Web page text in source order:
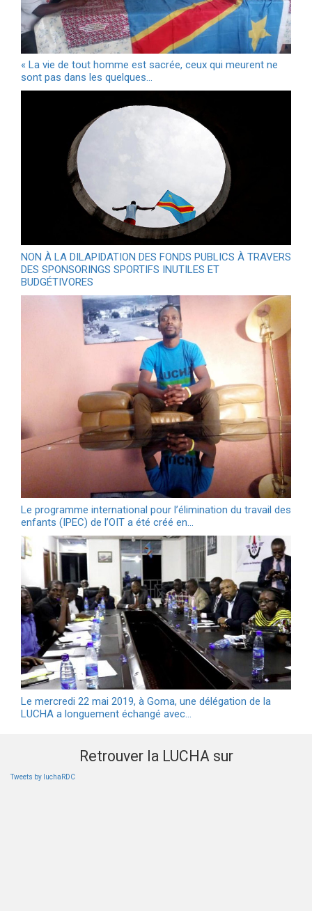
« La vie de tout homme est sacrée, ceux qui meurent ne
sont pas dans les quelques…
NON À LA DILAPIDATION DES FONDS PUBLICS À TRAVERS
DES SPONSORINGS SPORTIFS INUTILES ET
BUDGÉTIVORES
Le programme international pour l’élimination du travail des
enfants (IPEC) de l’OIT a été créé en…
Le mercredi 22 mai 2019, à Goma, une délégation de la
LUCHA a longuement échangé avec…
Retrouver la LUCHA sur
Tweets by luchaRDC